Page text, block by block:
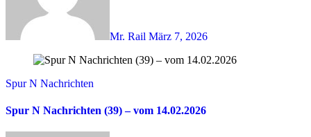
Mr. Rail März 7, 2026
Spur N Nachrichten
Spur N Nachrichten (39) – vom 14.02.2026